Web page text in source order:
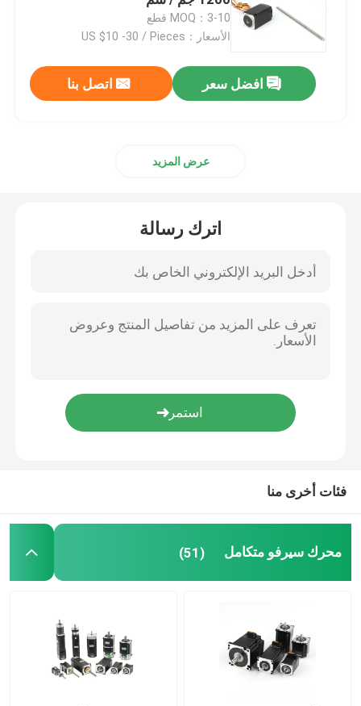
محرك متدرج هجين
محرك bldc معدل التروس
محرك DC بدون فرشات
سائق محرك متدرج
فرشاة محرك DC
محرك سيرفو AC
محرك المغزل
MOQ：3-10 قطع
الأسعار：US $10 -30 / Pieces
افضل سعر اتصل بنا
عرض المزيد
اترك رسالة
فئات أخرى منا
محرك سيرفو متكامل (51)